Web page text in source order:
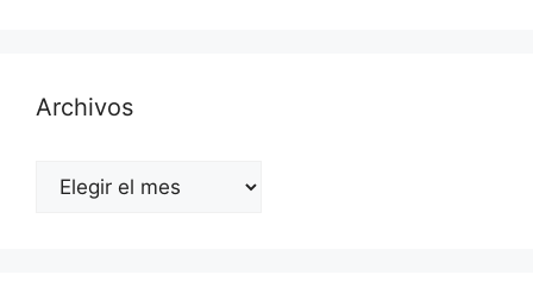
Archivos
Archivos